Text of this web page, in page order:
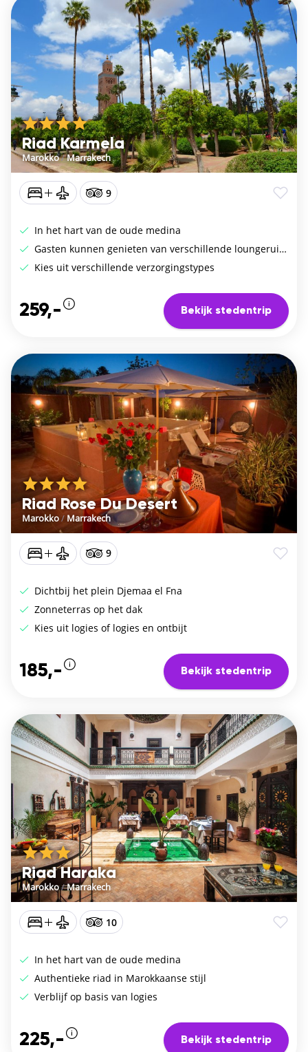
Riad Karmela
Marokko/Marrakech
9
In het hart van de oude medina
Gasten kunnen genieten van verschillende loungeruimtes
Kies uit verschillende verzorgingstypes
259,- Bekijk stedentrip
Riad Rose Du Desert
Marokko/Marrakech
9
Dichtbij het plein Djemaa el Fna
Zonneterras op het dak
Kies uit logies of logies en ontbijt
185,- Bekijk stedentrip
Riad Haraka
Marokko/Marrakech
10
In het hart van de oude medina
Authentieke riad in Marokkaanse stijl
Verblijf op basis van logies
225,- Bekijk stedentrip